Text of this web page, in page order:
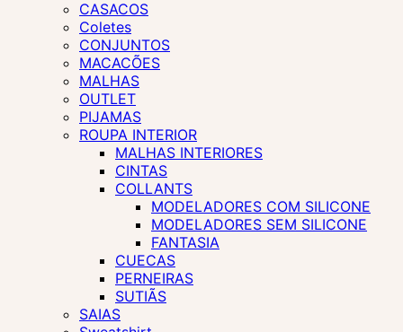
CASACOS
Coletes
CONJUNTOS
MACACÕES
MALHAS
OUTLET
PIJAMAS
ROUPA INTERIOR
MALHAS INTERIORES
CINTAS
COLLANTS
MODELADORES COM SILICONE
MODELADORES SEM SILICONE
FANTASIA
CUECAS
PERNEIRAS
SUTIÃS
SAIAS